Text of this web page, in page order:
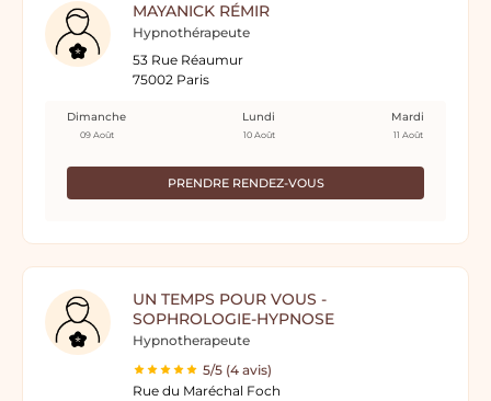
MAYANICK RÉMIR
Hypnothérapeute
53 Rue Réaumur
75002 Paris
PRENDRE RENDEZ-VOUS
Dimanche
09 Août
Lundi
10 Août
Mardi
11 Août
UN TEMPS POUR VOUS -
SOPHROLOGIE-HYPNOSE
Hypnotherapeute
5/5 (4 avis)
Rue du Maréchal Foch